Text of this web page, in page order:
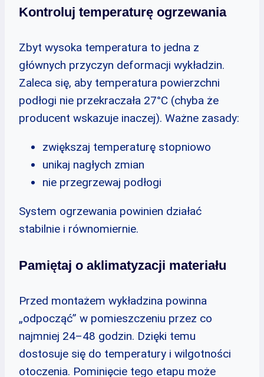
Kontroluj temperaturę ogrzewania
Zbyt wysoka temperatura to jedna z
głównych przyczyn deformacji wykładzin.
Zaleca się, aby temperatura powierzchni
podłogi nie przekraczała 27°C (chyba że
producent wskazuje inaczej). Ważne zasady:
zwiększaj temperaturę stopniowo
unikaj nagłych zmian
nie przegrzewaj podłogi
System ogrzewania powinien działać
stabilnie i równomiernie.
Pamiętaj o aklimatyzacji materiału
Przed montażem wykładzina powinna
„odpocząć” w pomieszczeniu przez co
najmniej 24–48 godzin. Dzięki temu
dostosuje się do temperatury i wilgotności
otoczenia. Pominięcie tego etapu może